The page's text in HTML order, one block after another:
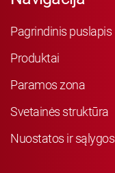
Pagrindinis puslapis
Produktai
Paramos zona
Svetainės struktūra
Nuostatos ir sąlygos